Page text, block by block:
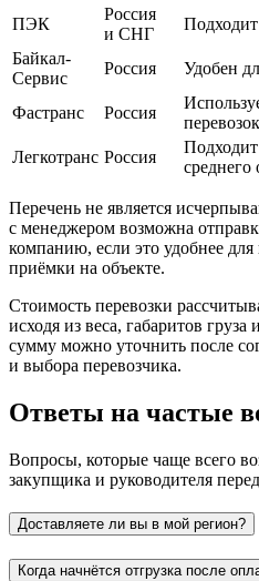
ПЭК
Россия
и СНГ
Байкал-
Сервис
Россия Удобен
Фастранс Россия
перевозок
Легкотранс Россия
среднего
Перечень не является
с менеджером возможна
компанию, если это удобнее
приёмки на объекте.
Стоимость перевозки
исходя из веса, габаритов
сумму можно уточнить после
и выбора перевозчика.
Ответы на частые
Вопросы, которые чаще всего
закупщика и руководителя
Доставляете ли вы в мой регион?
Когда начнётся отгрузка после